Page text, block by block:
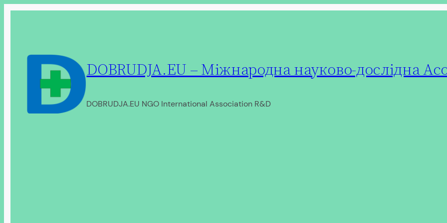
DOBRUDJA.EU – Міжнародна науково-дослідна
DOBRUDJA.EU NGO International Association R&D